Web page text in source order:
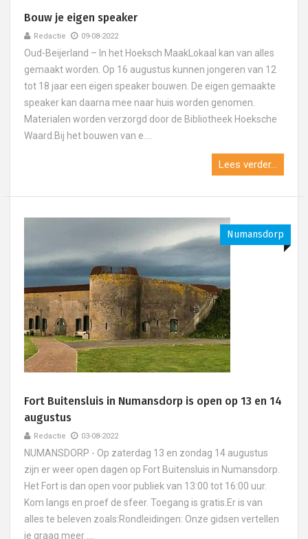
Bouw je eigen speaker
Redactie 09-08-2022
Oud-Beijerland – In het Hoeksch MaakLokaal kan van alles
gemaakt worden. Op 16 augustus kunnen jongeren van 12
tot 18 jaar een eigen speaker bouwen. De eigen gemaakte
speaker kan daarna mee naar huis worden genomen.
Materialen worden verzorgd door de Bibliotheek Hoeksche
Waard.Bij het bouwen van e....
Lees verder...
Numansdorp
Fort Buitensluis in Numansdorp is open op 13 en 14
augustus
Redactie 03-08-2022
NUMANSDORP - Op zaterdag 13 en zondag 14 augustus
zijn er weer open dagen op Fort Buitensluis in Numansdorp.
Het Fort is dan open voor publiek van 13:00 tot 16:00 uur.
Kom langs en proef de sfeer. Toegang is gratis.Er is van
alles te beleven zoals:Rondleidingen: Onze gidsen vertellen
je graag meer ....